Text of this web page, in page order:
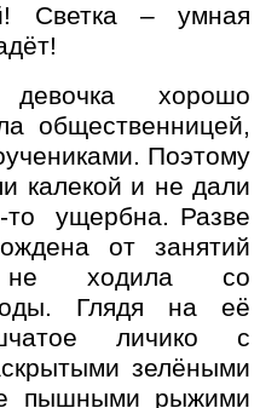
Светка – умная
девочка хорошо
общественницей,
Поэтому
калекой и не дали
ущербна. Разве
от занятий
не ходила со
Глядя на её
личико с
зелёными
пышными рыжими